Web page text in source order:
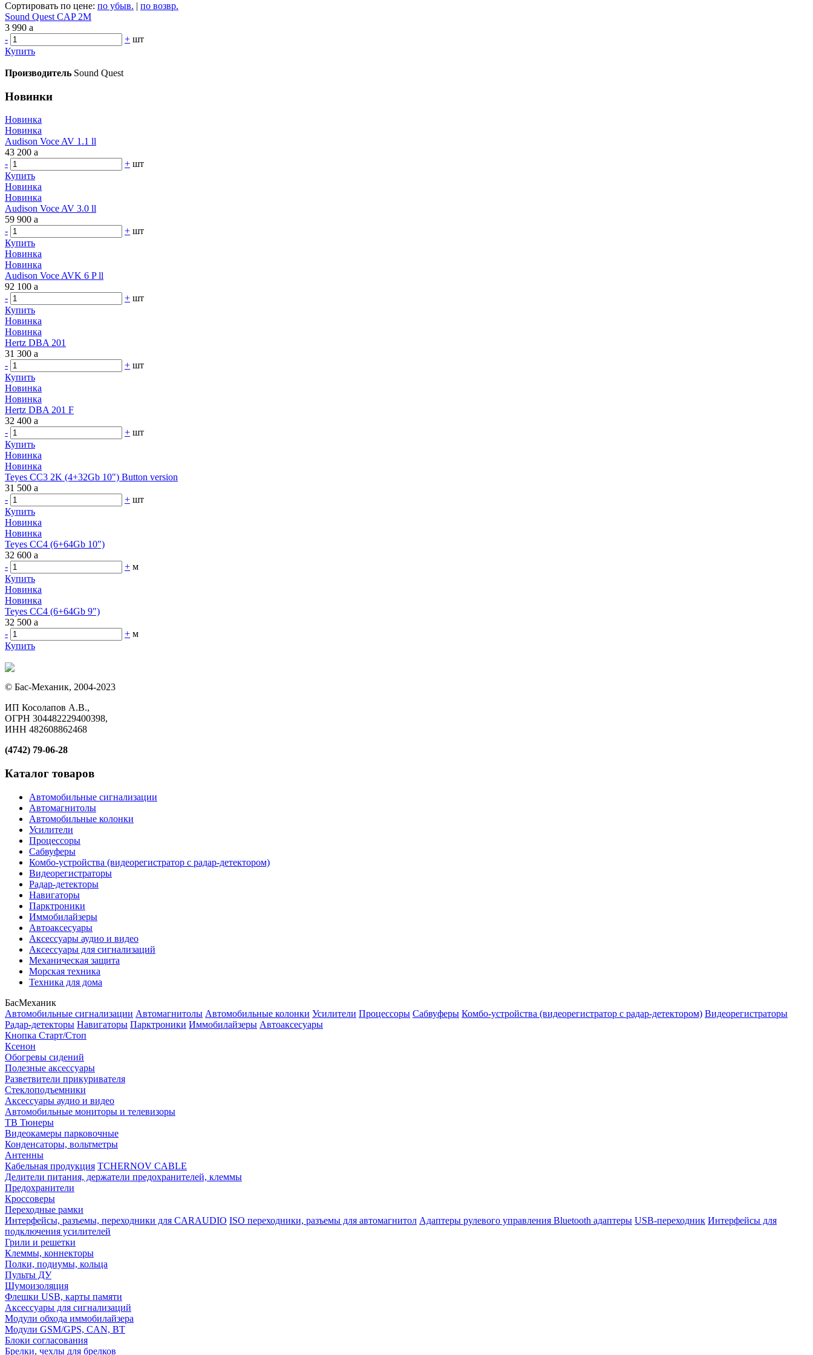
Сортировать по цене: по убыв. | по возвр.
Sound Quest CAP 2M
3 990 a
-
+ шт
Купить
Производитель Sound Quest
Новинки
Новинка
Новинка
Audison Voce AV 1.1 ll
43 200 a
-
+ шт
Купить
Новинка
Новинка
Audison Voce AV 3.0 ll
59 900 a
-
+ шт
Купить
Новинка
Новинка
Audison Voce AVK 6 P ll
92 100 a
-
+ шт
Купить
Новинка
Новинка
Hertz DBA 201
31 300 a
-
+ шт
Купить
Новинка
Новинка
Hertz DBA 201 F
32 400 a
-
+ шт
Купить
Новинка
Новинка
Teyes CC3 2K (4+32Gb 10") Button version
31 500 a
-
+ шт
Купить
Новинка
Новинка
Teyes CC4 (6+64Gb 10")
32 600 a
-
+ м
Купить
Новинка
Новинка
Teyes CC4 (6+64Gb 9")
32 500 a
-
+ м
Купить
© Бас-Механик, 2004-2023
ИП Косолапов А.В.,
ОГРН 304482229400398,
ИНН 482608862468
(4742) 79-06-28
Каталог товаров
Автомобильные сигнализации
Автомагнитолы
Автомобильные колонки
Усилители
Процессоры
Сабвуферы
Комбо-устройства (видеорегистратор с радар-детектором)
Видеорегистраторы
Радар-детекторы
Навигаторы
Парктроники
Иммобилайзеры
Автоаксесуары
Аксессуары аудио и видео
Аксессуары для сигнализаций
Механическая защита
Морская техника
Техника для дома
БасМеханик
Автомобильные сигнализации Автомагнитолы Автомобильные колонки Усилители Процессоры Сабвуферы Комбо-устройства (видеорегистратор с радар-детектором) Видеорегистраторы
Радар-детекторы Навигаторы Парктроники Иммобилайзеры Автоаксесуары
Кнопка Старт/Стоп
Ксенон
Обогревы сидений
Полезные аксессуары
Разветвители прикуривателя
Стеклоподъемники
Аксессуары аудио и видео
Автомобильные мониторы и телевизоры
ТВ Тюнеры
Видеокамеры парковочные
Конденсаторы, вольтметры
Антенны
Кабельная продукция TCHERNOV CABLE
Делители питания, держатели предохранителей, клеммы
Предохранители
Кроссоверы
Переходные рамки
Интерфейсы, разъемы, переходники для CARAUDIO ISO переходники, разъемы для автомагнитол Адаптеры рулевого управления Bluetooth адаптеры USB-переходник Интерфейсы для
подключения усилителей
Грили и решетки
Клеммы, коннекторы
Полки, подиумы, кольца
Пульты ДУ
Шумоизоляция
Флешки USB, карты памяти
Аксессуары для сигнализаций
Модули обхода иммобилайзера
Модули GSM/GPS, CAN, BT
Блоки согласования
Брелки, чехлы для брелков